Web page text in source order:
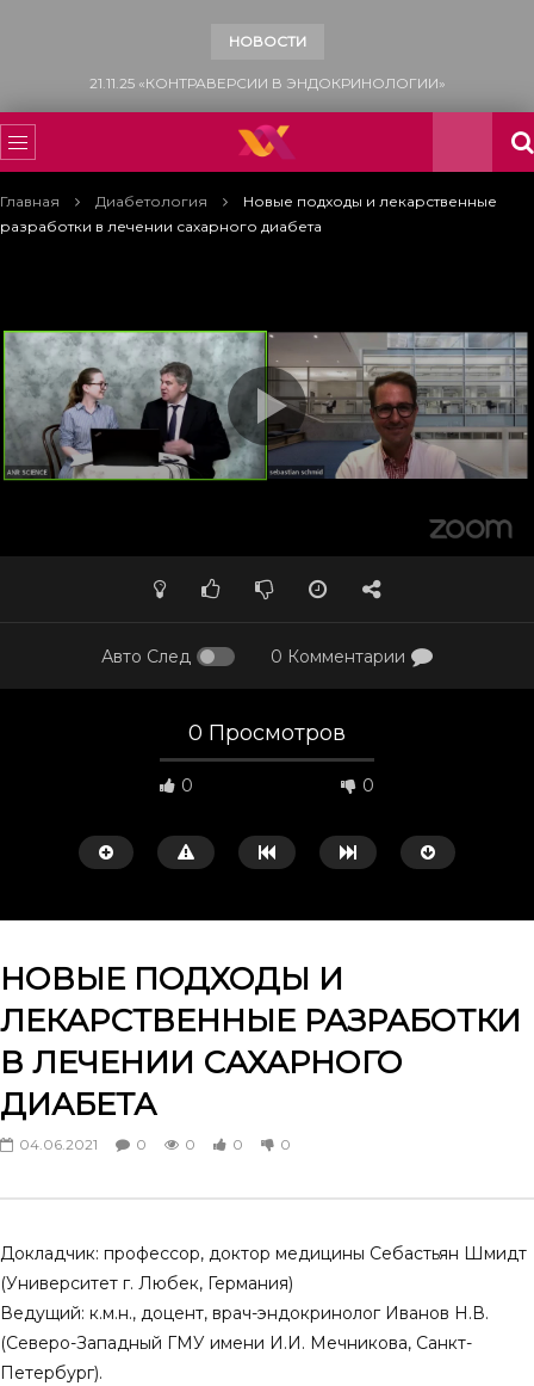
НОВОСТИ
15.11.25 «ВСЕМИРНЫЙ ДЕНЬ БОРЬБЫ С САХАРНЫМ ДИАБЕТОМ»
Главная Диабетология
Новые подходы и лекарственные
разработки в лечении сахарного диабета
Авто След 0 Комментарии
0 Просмотров
0 0
Смотреть потом
состояния. Лекция памяти проф.
0
0 9 0
НОВЫЕ ПОДХОДЫ И
ЛЕКАРСТВЕННЫЕ РАЗРАБОТКИ
В ЛЕЧЕНИИ САХАРНОГО
ДИАБЕТА
04.06.2021 0 0 0 0
Докладчик: профессор, доктор медицины Себастьян Шмидт
(Университет г. Любек, Германия)
Ведущий: к.м.н., доцент, врач-эндокринолог Иванов Н.В.
(Северо-Западный ГМУ имени И.И. Мечникова, Санкт-
Петербург).